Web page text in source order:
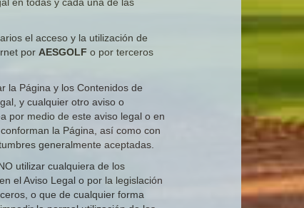
en todas y cada una de las
el acceso y la utilización de
por AESGOLF o por terceros
la Página y los Contenidos de
y cualquier otro aviso o
por medio de este aviso legal o en
la Página, así como con
generalmente aceptadas.
utilizar cualquiera de los
el Aviso Legal o por la legislación
o que de cualquier forma